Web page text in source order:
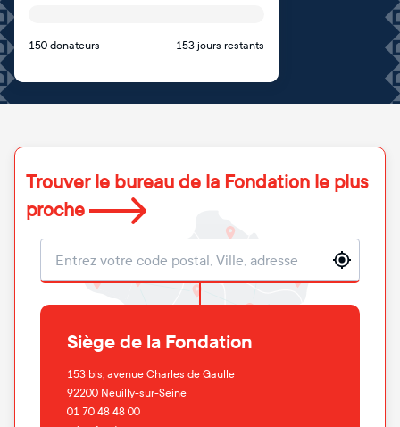
150 donateurs 153 jours restants
Trouver le bureau de la Fondation le plus
proche
Localisation
Siège de la Fondation
153 bis, avenue Charles de Gaulle
92200 Neuilly-sur-Seine
01 70 48 48 00